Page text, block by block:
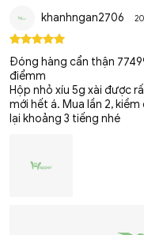
khanhngan2706
Đóng hàng cẩn thận
điểmm
Hộp nhỏ xíu 5g xài được
mới hết á. Mua lần 2,
lại khoảng 3 tiếng nhé